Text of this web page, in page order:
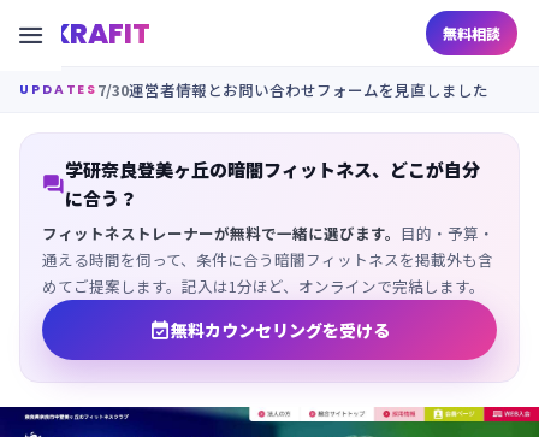
KRAFIT 無料相談

UPDATES 7/30運営者情報とお問い合わせフォームを見直しました

学研奈良登美ヶ丘の暗闇フィットネス、どこが自分
に合う？
フィットネストレーナーが無料で一緒に選びます。 目的・予算・
通える時間を伺って、条件に合う暗闇フィットネスを掲載外も含
めてご提案します。記入は1分ほど、オンラインで完結します。
無料カウンセリングを受ける